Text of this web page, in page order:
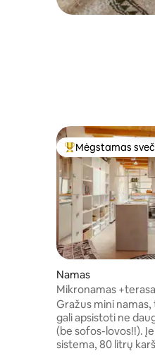
Svečių
Mėgstamas
Namas
Mikronamas
pėsčiomis nuo
Gražus mini
gali apsistoti ne
(be sofos-lovos!!).
sistema, 80 litrų